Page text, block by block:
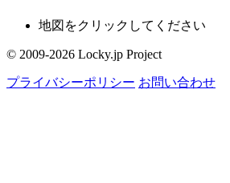
地図をクリックしてください
© 2009-2026 Locky.jp Project
プライバシーポリシー お問い合わせ